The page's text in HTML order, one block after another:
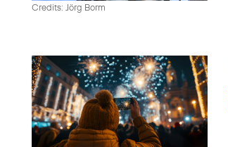
Credits: Jörg Borm